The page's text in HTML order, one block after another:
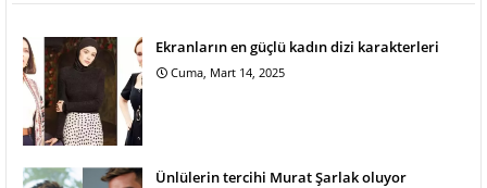
Ekranların en güçlü kadın dizi karakterleri
Cuma, Mart 14, 2025
Ünlülerin tercihi Murat Şarlak oluyor